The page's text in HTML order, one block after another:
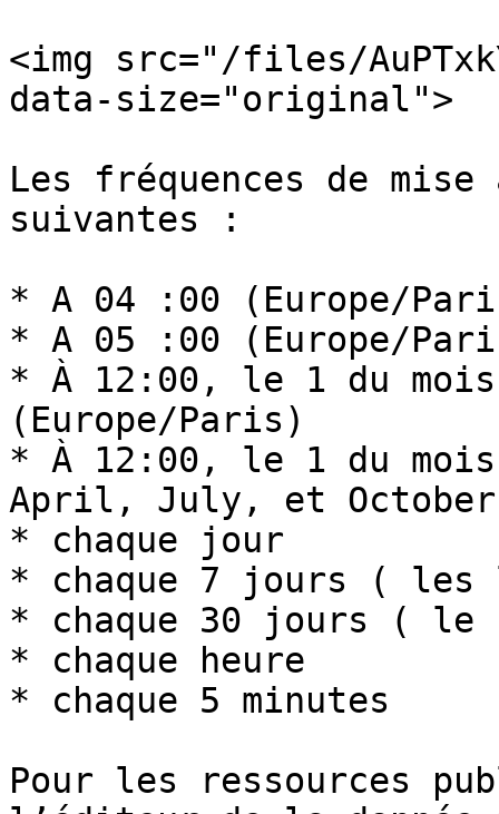
<img src="/files/
data-size="original">
Les fréquences de
suivantes :
* A 04 :00 (Europe/
* A 05 :00 (Europe/
* À 12:00, le 1 du
(Europe/Paris)
* À 12:00, le 1 du
April, July, et October
* chaque jour
* chaque 7 jours ( les
* chaque 30 jours ( le
* chaque heure
* chaque 5 minutes
Pour les ressources